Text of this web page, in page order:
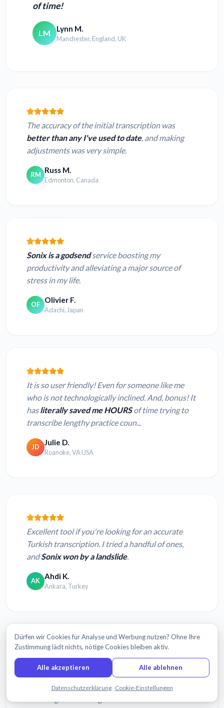
of time!
LM Lynn M.
Manchester, England, UK
The accuracy of the initial transcription was
better than any I've used to date, and making
adjustments was very simple.
RM Russ M.
Edmonton, Canada
Sonix is a godsendservice boosting my
productivity and alleviating a major source of
stress in my life.
OF Olivier F.
Adachi, Japan
It is so user friendly! Even for someone like me
who is not technologically inclined. And, bonus! It
hasliterally saved me HOURSof time trying to
transcribe lengthy practice coun...
JD Julie D.
Roanoke, VA USA
Excellent tool if you're looking for an accurate
Turkish transcription. I tried a handful of ones,
andSonix won by a landslide.
AK Ahdi K.
Ankara, Turkey
I absolutely love what you guys have done with
is literally a magical product
helped me so much already and I will be using this
Chatten Sie mit uns
Dürfen wir Cookies für Analyse und Werbung nutzen? Ohne Ihre
Zustimmung lädt nichts, nötige Cookies bleiben aktiv.
Alle akzeptieren Alle ablehnen
Datenschutzerklärung · Cookie-Einstellungen